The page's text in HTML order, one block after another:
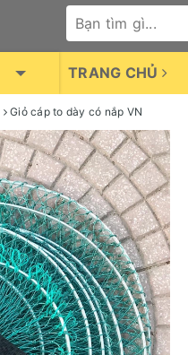
TRANG CHỦ
Giỏ cáp to dày có nắp VN